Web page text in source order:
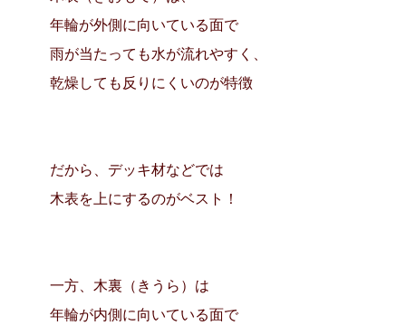
年輪が外側に向いている面で
雨が当たっても水が流れやすく、
乾燥しても反りにくいのが特徴
だから、デッキ材などでは
木表を上にするのがベスト！
一方、 木裏（きうら）は
年輪が内側に向いている面で